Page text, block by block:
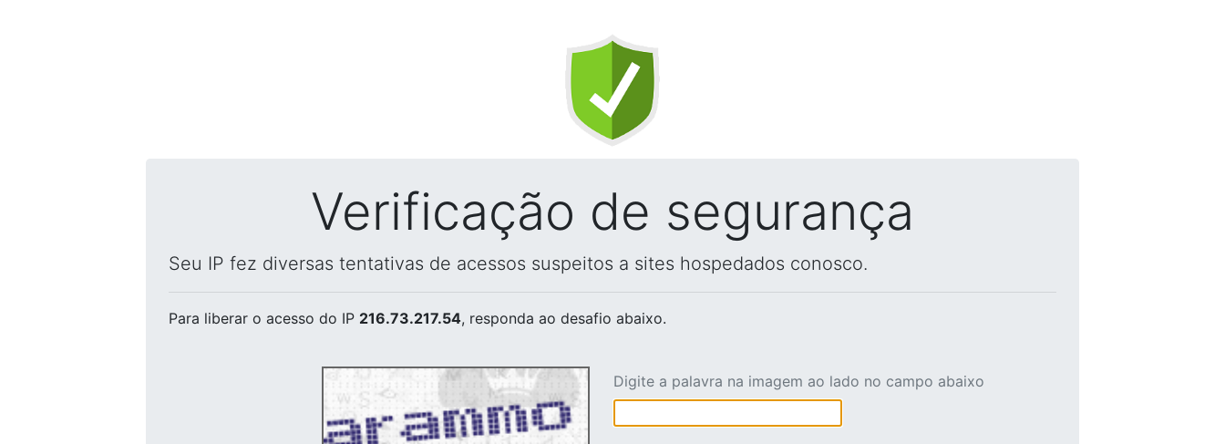
Verificação de segurança
Seu IP fez diversas tentativas de acessos suspeitos a sites hospedados conosco.
Para liberar o acesso do IP 216.73.217.54, responda ao desafio abaixo.
Digite a palavra na imagem ao lado no campo abaixo